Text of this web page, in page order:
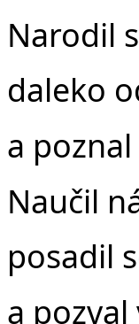
Narodil
daleko
a
Naučil
posadil
a pozval